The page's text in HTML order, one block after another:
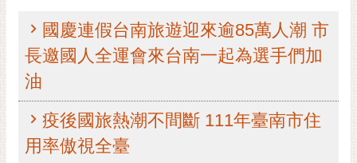
市府團隊
主題服務
市政資訊
國慶連假台南旅遊迎來逾85萬人潮 市
長邀國人全運會來台南一起為選手們加
油
疫後國旅熱潮不間斷 111年臺南市住
用率傲視全臺